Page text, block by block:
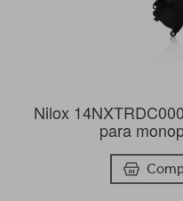
Nilox
para